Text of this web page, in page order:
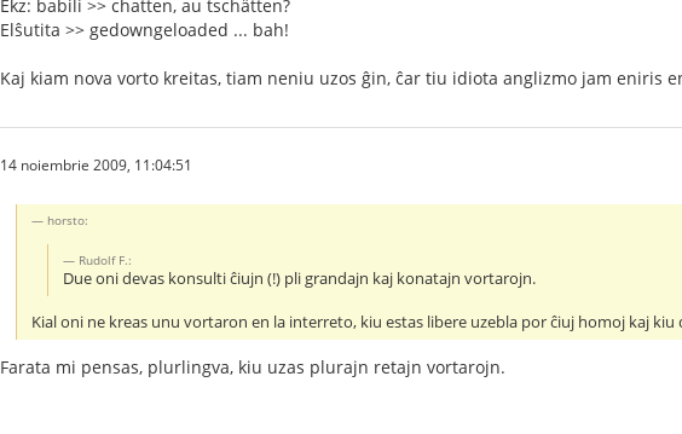
Ekz: babili >> chatten, au tschätten?
Elŝutita >> gedowngeloaded ... bah!
Kaj kiam nova vorto kreitas, tiam neniu uzos ĝin, ĉar tiu idiota anglizmo jam eniris
14 noiembrie 2009, 11:04:51
horsto:
Rudolf F.:
Due oni devas konsulti ĉiujn (!) pli grandajn kaj konatajn vortarojn.
Kial oni ne kreas unu vortaron en la interreto, kiu estas libere uzebla por ĉiuj homoj kaj
Farata mi pensas, plurlingva, kiu uzas plurajn retajn vortarojn.